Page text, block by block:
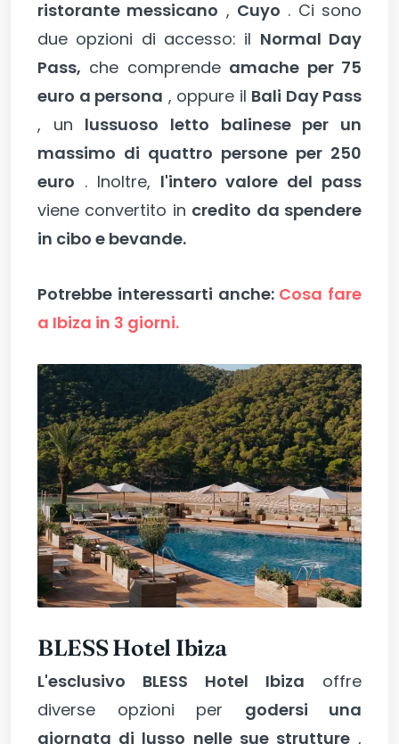
ristorante messicano , Cuyo . Ci sono
due opzioni di accesso: il Normal Day
Pass, che comprende amache per 75
euro a persona , oppure il Bali Day Pass
, un lussuoso letto balinese per un
massimo di quattro persone per 250
euro . Inoltre, l'intero valore del pass
viene convertito in credito da spendere
in cibo e bevande.
Potrebbe interessarti anche: Cosa fare
a Ibiza in 3 giorni.
BLESS Hotel Ibiza
L'esclusivo BLESS Hotel Ibiza offre
diverse opzioni per godersi una
giornata di lusso nelle sue strutture,